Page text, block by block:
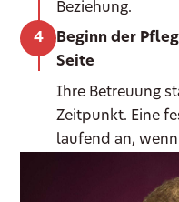
Beziehung.
Beginn der
Seite
Ihre Betreuung
Zeitpunkt. Eine
laufend an,